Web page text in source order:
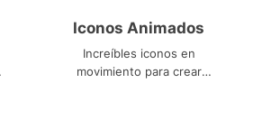
Iconos Animados
Increíbles iconos en
movimiento para crear